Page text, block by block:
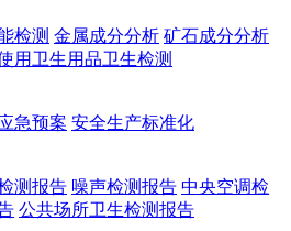
检测 金属成分分析 矿石成分分析
用卫生用品卫生检测
急预案 安全生产标准化
测报告 噪声检测报告 中央空调检
公共场所卫生检测报告